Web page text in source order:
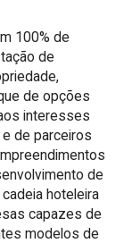
100% de
de
de opções
interesses
de parceiros
de
hoteleira
capazes de
modelos de